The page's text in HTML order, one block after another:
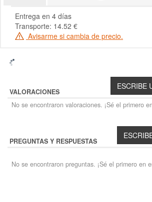
Entrega en 4 días
Transporte: 14.52 €
Avisarme si cambia de precio.
VALORACIONES
No se encontraron valoraciones. ¡Sé el primero
PREGUNTAS Y RESPUESTAS
No se encontraron preguntas. ¡Sé el primero en